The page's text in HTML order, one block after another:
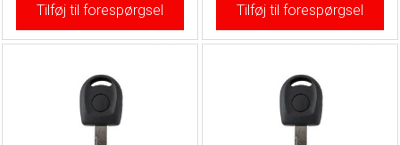
Tilføj til forespørgsel Tilføj til forespørgsel